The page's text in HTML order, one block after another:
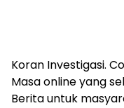
Koran Investigasi.
Masa online yang
Berita untuk